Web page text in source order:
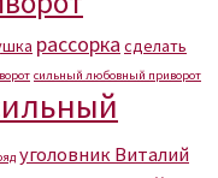
рассорка сделать
сильный любовный приворот
уголовник Виталий